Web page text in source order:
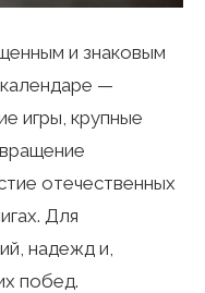
и знаковым
календаре —
игры, крупные
отечественных
Для
надежд и,
побед.